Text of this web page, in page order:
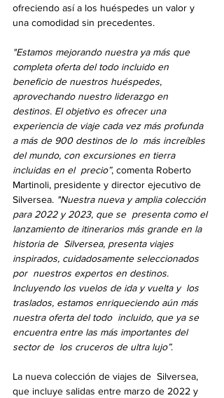
ofreciendo así a los huéspedes un valor y
una comodidad sin precedentes.
"Estamos mejorando nuestra ya más que
completa oferta del todo incluido en
beneficio de nuestros huéspedes,
aprovechando nuestro liderazgo en
destinos. El objetivo es ofrecer una
experiencia de viaje cada vez más profunda
a más de 900 destinos de lo  más increíbles
del mundo, con excursiones en tierra
incluidas en el  precio”, comenta Roberto
Martinoli, presidente y director ejecutivo de
Silversea. "Nuestra nueva y amplia colección
para 2022 y 2023, que se  presenta como el
lanzamiento de itinerarios más grande en la
historia de  Silversea, presenta viajes
inspirados, cuidadosamente seleccionados
por  nuestros expertos en destinos.
Incluyendo los vuelos de ida y vuelta y  los
traslados, estamos enriqueciendo aún más
nuestra oferta del todo  incluido, que ya se
encuentra entre las más importantes del
sector de  los cruceros de ultra lujo”.
La nueva colección de viajes de  Silversea,
que incluye salidas entre marzo de 2022 y